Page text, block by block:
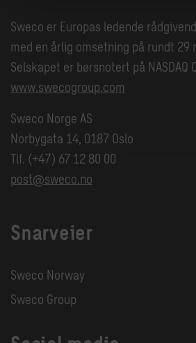
Sweco er Europas ledende
med en årlig omsetning på rundt 29
Selskapet er børsnotert på NASDAQ
www.swecogroup.com
Sweco Norge AS
Norbygata 14, 0187 Oslo
Tlf. (+47) 67 12 80 00
post@sweco.no
Snarveier
Sweco Norway
Sweco Group